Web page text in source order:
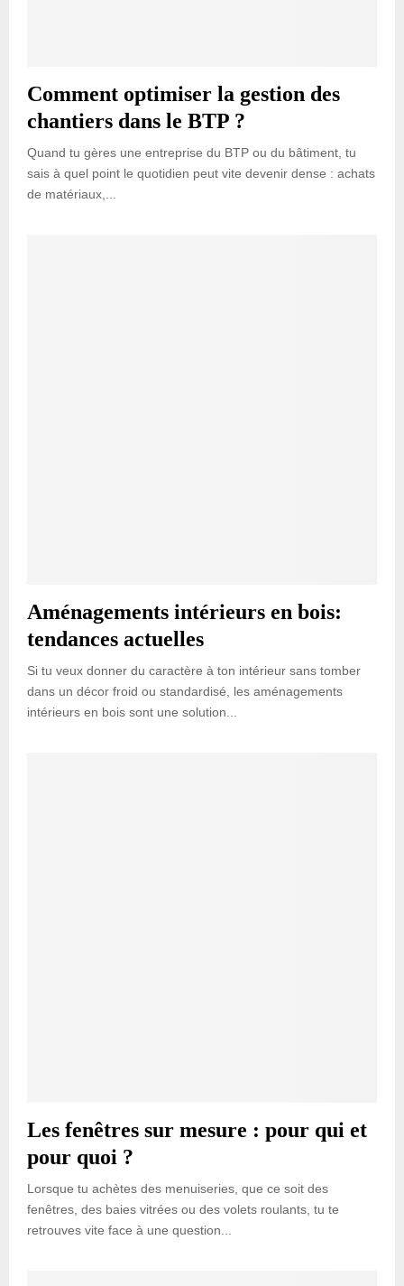
Comment optimiser la gestion des
chantiers dans le BTP ?
Quand tu gères une entreprise du BTP ou du bâtiment, tu
sais à quel point le quotidien peut vite devenir dense : achats
de matériaux,...
Aménagements intérieurs en bois:
tendances actuelles
Si tu veux donner du caractère à ton intérieur sans tomber
dans un décor froid ou standardisé, les aménagements
intérieurs en bois sont une solution...
Les fenêtres sur mesure : pour qui et
pour quoi ?
Lorsque tu achètes des menuiseries, que ce soit des
fenêtres, des baies vitrées ou des volets roulants, tu te
retrouves vite face à une question...